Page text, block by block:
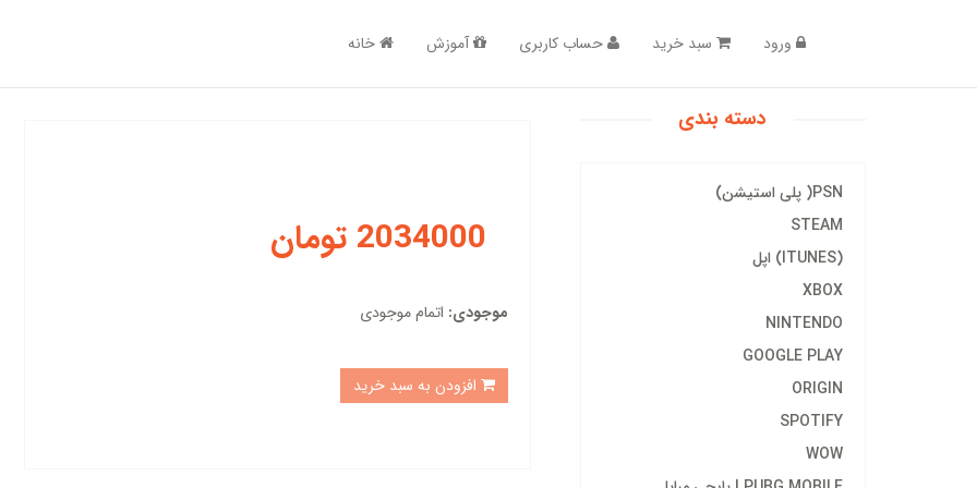
خانه آموزش حساب کاربری سبد خرید ورود
دسته بندی
PSN( پلی استیشن)
STEAM
(ITUNES) اپل
XBOX
NINTENDO
GOOGLE PLAY
ORIGIN
SPOTIFY
WOW
2034000 تومان
موجودی: اتمام موجودی
افزودن به سبد خرید